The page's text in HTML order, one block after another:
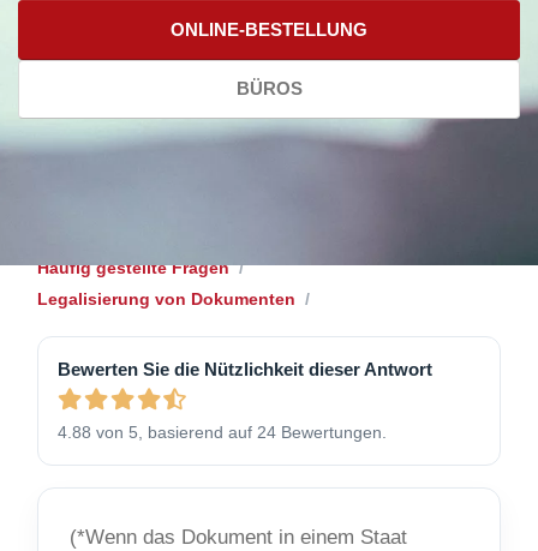
ONLINE-BESTELLUNG
BÜROS
Häufig gestellte Fragen
Legalisierung von Dokumenten
Bewerten Sie die Nützlichkeit dieser Antwort
4.88 von 5, basierend auf 24 Bewertungen.
(*Wenn das Dokument in einem Staat